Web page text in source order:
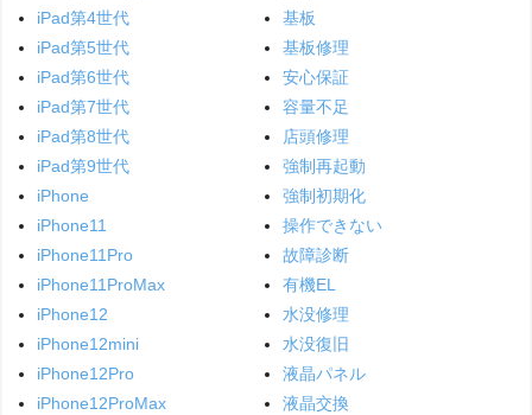
iPad第4世代
iPad第5世代
iPad第6世代
iPad第7世代
iPad第8世代
iPad第9世代
iPhone
iPhone11
iPhone11Pro
iPhone11ProMax
iPhone12
iPhone12mini
iPhone12Pro
iPhone12ProMax
基板
基板修理
安心保証
容量不足
店頭修理
強制再起動
強制初期化
操作できない
故障診断
有機EL
水没修理
水没復旧
液晶パネル
液晶交換